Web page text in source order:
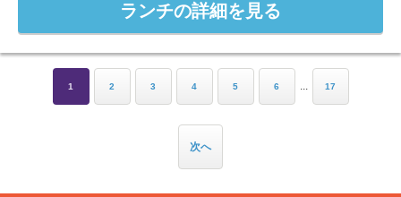
ランチの詳細を見る
1 2 3 4 5 6 ... 17
次へ